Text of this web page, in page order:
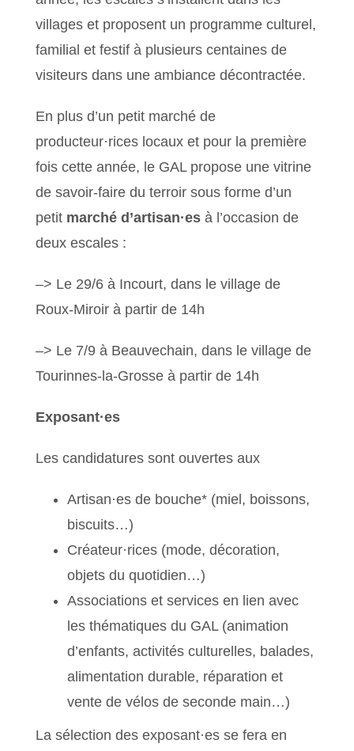
villages et proposent un programme culturel,
familial et festif à plusieurs centaines de
visiteurs dans une ambiance décontractée.
En plus d’un petit marché de
producteur·rices locaux et pour la première
fois cette année, le GAL propose une vitrine
de savoir-faire du terroir sous forme d’un
petit marché d’artisan·es à l’occasion de
deux escales :
–> Le 29/6 à Incourt, dans le village de
Roux-Miroir à partir de 14h
–> Le 7/9 à Beauvechain, dans le village de
Tourinnes-la-Grosse à partir de 14h
Exposant·es
Les candidatures sont ouvertes aux
Artisan·es de bouche* (miel, boissons,
biscuits…)
Créateur·rices (mode, décoration,
objets du quotidien…)
Associations et services en lien avec
les thématiques du GAL (animation
d’enfants, activités culturelles, balades,
alimentation durable, réparation et
vente de vélos de seconde main…)
La sélection des exposant·es se fera en